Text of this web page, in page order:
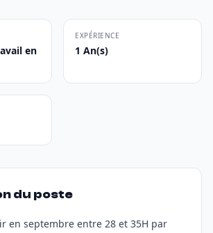
en
EXPÉRIENCE
1 An(s)
du poste
en septembre entre 28 et 35H par